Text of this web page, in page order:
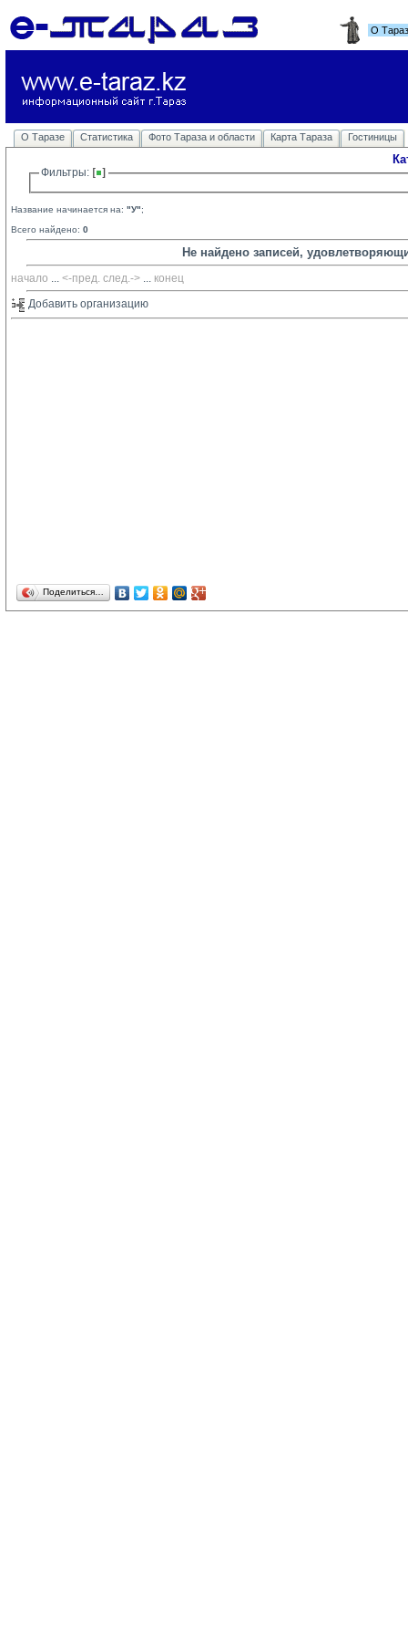
О
О Таразе Статистика Фото Тараза и области Карта Тараза Гостиницы
Фильтры:
Название начинается на: "У";
Всего найдено: 0
Не найдено записей,
начало ... <-пред. след.-> ... конец
Добавить организацию
Поделиться…